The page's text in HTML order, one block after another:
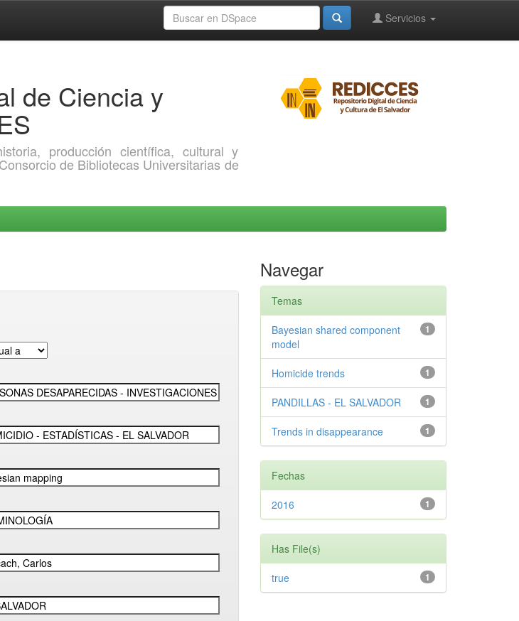
Servicios
de Ciencia y
producción científica, cultural y
de Bibliotecas Universitarias de
Navegar
Temas
1
Bayesian shared component
model
1
Homicide trends
1
PANDILLAS - EL SALVADOR
1
Trends in disappearance
Fechas
1
2016
Has File(s)
1
true